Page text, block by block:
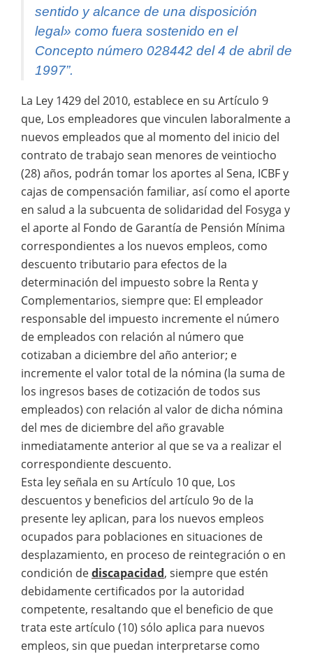
sentido y alcance de una disposición
legal» como fuera sostenido en el
Concepto número 028442 del 4 de abril de
1997”.
La Ley 1429 del 2010, establece en su Artículo 9
que, Los empleadores que vinculen laboralmente a
nuevos empleados que al momento del inicio del
contrato de trabajo sean menores de veintiocho
(28) años, podrán tomar los aportes al Sena, ICBF y
cajas de compensación familiar, así como el aporte
en salud a la subcuenta de solidaridad del Fosyga y
el aporte al Fondo de Garantía de Pensión Mínima
correspondientes a los nuevos empleos, como
descuento tributario para efectos de la
determinación del impuesto sobre la Renta y
Complementarios, siempre que: El empleador
responsable del impuesto incremente el número
de empleados con relación al número que
cotizaban a diciembre del año anterior; e
incremente el valor total de la nómina (la suma de
los ingresos bases de cotización de todos sus
empleados) con relación al valor de dicha nómina
del mes de diciembre del año gravable
inmediatamente anterior al que se va a realizar el
correspondiente descuento.
Esta ley señala en su Artículo 10 que, Los
descuentos y beneficios del artículo 9o de la
presente ley aplican, para los nuevos empleos
ocupados para poblaciones en situaciones de
desplazamiento, en proceso de reintegración o en
condición dediscapacidad, siempre que estén
debidamente certificados por la autoridad
competente, resaltando que el beneficio de que
trata este artículo (10) sólo aplica para nuevos
empleos, sin que puedan interpretarse como